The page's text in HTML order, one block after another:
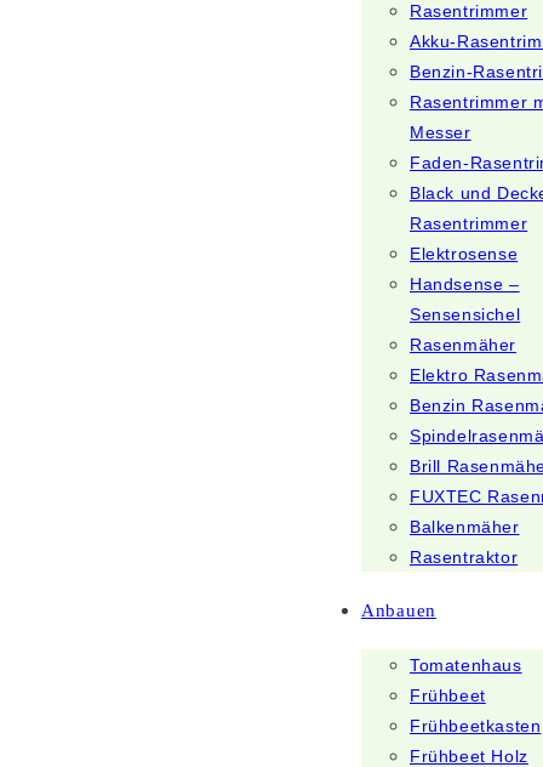
Rasentrimmer
Akku-
Benzin-
Rasentrimmer
Messer
Faden-
Black und
Rasentrimmer
Elektrosense
Handsense –
Sensensichel
Rasenmäher
Elektro
Benzin
Brill
FUXTEC
Balkenmäher
Rasentraktor
Anbauen
Tomatenhaus
Frühbeet
Frühbeetkasten
Frühbeet Holz